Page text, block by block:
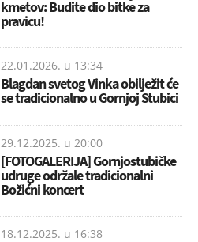
kmetov: Budite dio bitke za
pravicu!
22.01.2026. u 13:34
Blagdan svetog Vinka obilježit će
se tradicionalno u Gornjoj Stubici
29.12.2025. u 20:00
[FOTOGALERIJA] Gornjostubičke
udruge održale tradicionalni
Božićni koncert
18.12.2025. u 16:38